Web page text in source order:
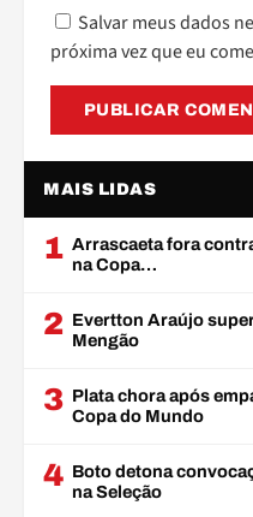
Salvar meus dados
próxima vez que eu
MAIS LIDAS
1 Arrascaeta fora
na Copa…
2 Evertton Araújo
Mengão
3 Plata chora após
Copa do Mundo
4 Boto detona
na Seleção